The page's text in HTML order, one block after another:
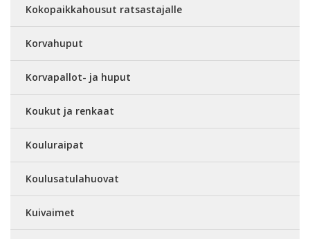
Kokopaikkahousut ratsastajalle
Korvahuput
Korvapallot- ja huput
Koukut ja renkaat
Kouluraipat
Koulusatulahuovat
Kuivaimet